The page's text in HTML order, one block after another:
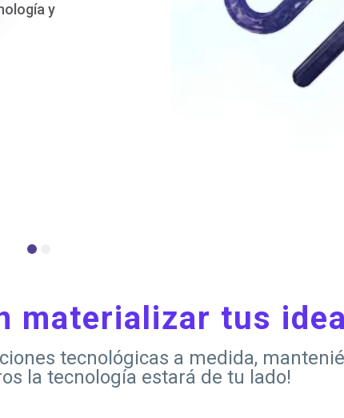
y
materializar tus
tecnológicas a medida,
la tecnología estará de tu lado!